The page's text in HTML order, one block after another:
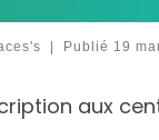
Publié 19
aux